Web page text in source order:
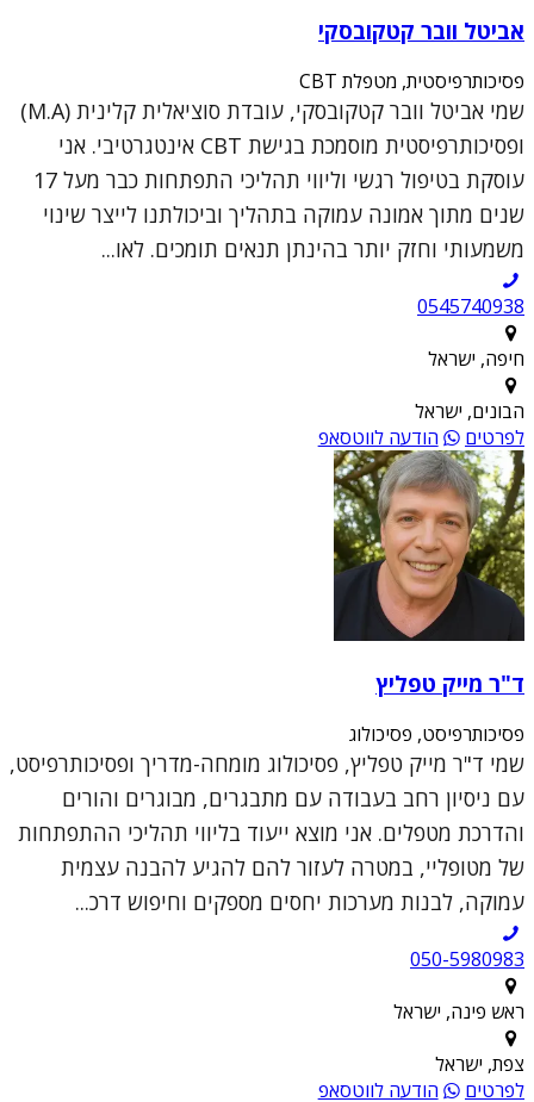
אביטל וובר קטקובסקי
פסיכותרפיסטית, מטפלת CBT
שמי אביטל וובר קטקובסקי, עובדת סוציאלית קלינית (M.A)
ופסיכותרפיסטית מוסמכת בגישת CBT אינטגרטיבי. אני
עוסקת בטיפול רגשי וליווי תהליכי התפתחות כבר מעל 17
שנים מתוך אמונה עמוקה בתהליך וביכולתנו לייצר שינוי
משמעותי וחזק יותר בהינתן תנאים תומכים. לאו...
0545740938
חיפה, ישראל
הבונים, ישראל
לפרטים
הודעה לווטסאפ
ד"ר מייק טפליץ
פסיכותרפיסט, פסיכולוג
שמי ד"ר מייק טפליץ, פסיכולוג מומחה-מדריך ופסיכותרפיסט,
עם ניסיון רחב בעבודה עם מתבגרים, מבוגרים והורים
והדרכת מטפלים. אני מוצא ייעוד בליווי תהליכי ההתפתחות
של מטופליי, במטרה לעזור להם להגיע להבנה עצמית
עמוקה, לבנות מערכות יחסים מספקים וחיפוש דרכ...
050-5980983
ראש פינה, ישראל
צפת, ישראל
לפרטים
הודעה לווטסאפ